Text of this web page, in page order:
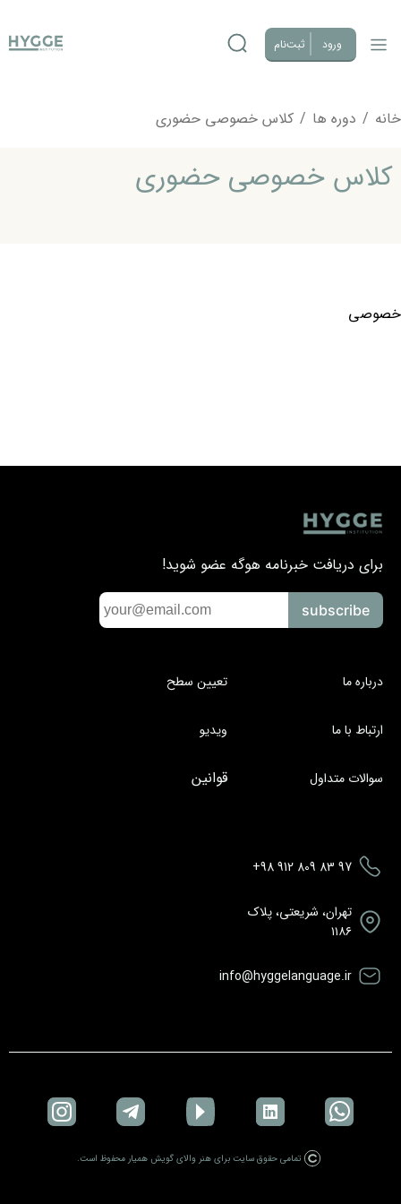
ثبت‌نام ورود
خانه / دوره ها / کلاس خصوصی حضوری
کلاس خصوصی حضوری
خصوصی
برای دریافت خبرنامه هوگه عضو شوید!
subscribe
درباره ما
ارتباط با ما
سوالات متداول
تعیین سطح
ویدیو
قوانین
+98 912 809 83 97
تهران، شریعتی، پلاک
۱۱۸۶
info@hyggelanguage.ir
تمامی حقوق سایت برای هنر والای گویش همیار محفوظ است.